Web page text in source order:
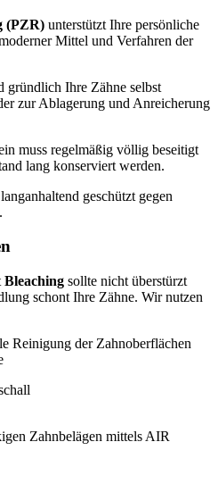
(PZR) unterstützt Ihre persönliche
Mittel und Verfahren der
gründlich Ihre Zähne selbst
zur Ablagerung und Anreicherung
muss regelmäßig völlig beseitigt
lang konserviert werden.
geschützt gegen
Bleaching sollte nicht überstürzt
schont Ihre Zähne. Wir nutzen
Reinigung der Zahnoberflächen
Zahnbelägen mittels AIR